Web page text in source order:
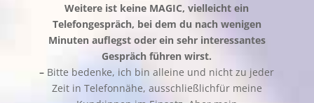
Weitere ist keine MAGIC, vielleicht ein
Telefongespräch, bei dem du nach wenigen
Minuten auflegst oder ein sehr interessantes
Gespräch führen wirst.
– Bitte bedenke, ich bin alleine und nicht zu jeder
Zeit in Telefonnähe, ausschließlichfür meine